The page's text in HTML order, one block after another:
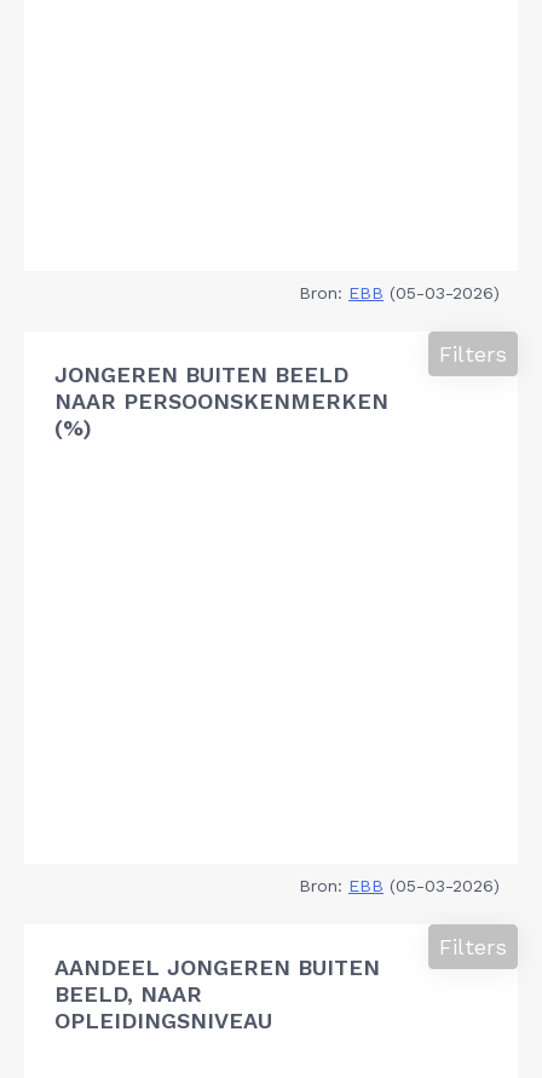
Bron: EBB (05-03-2026)
JONGEREN BUITEN BEELD
NAAR PERSOONSKENMERKEN
(%)
Filters
Bron: EBB (05-03-2026)
AANDEEL JONGEREN BUITEN
BEELD, NAAR
OPLEIDINGSNIVEAU
Filters